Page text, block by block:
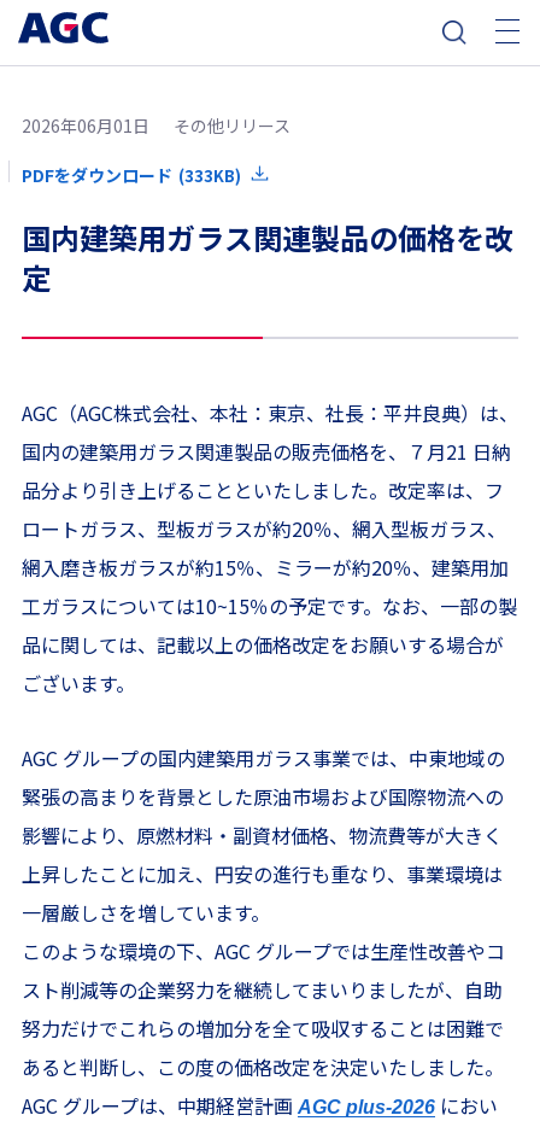
2026年06月01日 その他リリース
PDFをダウンロード (333KB)
国内建築用ガラス関連製品の価格を改
定
AGC（AGC株式会社、本社：東京、社長：平井良典）は、
国内の建築用ガラス関連製品の販売価格を、７月21 日納
品分より引き上げることといたしました。改定率は、フ
ロートガラス、型板ガラスが約20％、網入型板ガラス、
網入磨き板ガラスが約15％、ミラーが約20％、建築用加
工ガラスについては10~15％の予定です。なお、一部の製
品に関しては、記載以上の価格改定をお願いする場合が
ございます。
AGC グループの国内建築用ガラス事業では、中東地域の
緊張の高まりを背景とした原油市場および国際物流への
影響により、原燃材料・副資材価格、物流費等が大きく
上昇したことに加え、円安の進行も重なり、事業環境は
一層厳しさを増しています。
このような環境の下、AGC グループでは生産性改善やコ
スト削減等の企業努力を継続してまいりましたが、自助
努力だけでこれらの増加分を全て吸収することは困難で
あると判断し、この度の価格改定を決定いたしました。
AGC グループは、中期経営計画AGC plus-2026におい